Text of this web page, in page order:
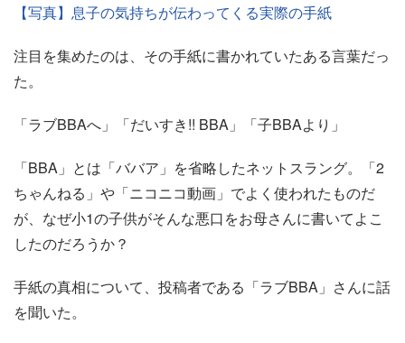
【写真】息子の気持ちが伝わってくる実際の手紙
注目を集めたのは、その手紙に書かれていたある言葉だっ
た。
「ラブBBAへ」「だいすき!! BBA」「子BBAより」
「BBA」とは「ババア」を省略したネットスラング。「2
ちゃんねる」や「ニコニコ動画」でよく使われたものだ
が、なぜ小1の子供がそんな悪口をお母さんに書いてよこ
したのだろうか？
手紙の真相について、投稿者である「ラブBBA」さんに話
を聞いた。